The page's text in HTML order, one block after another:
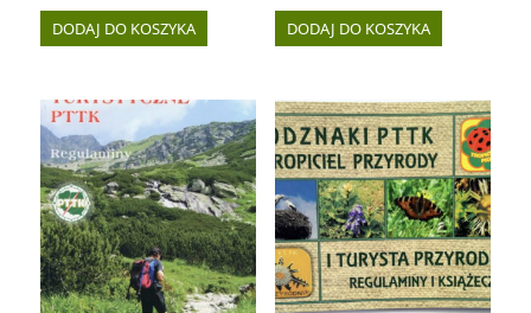
DODAJ DO KOSZYKA DODAJ DO KOSZYKA